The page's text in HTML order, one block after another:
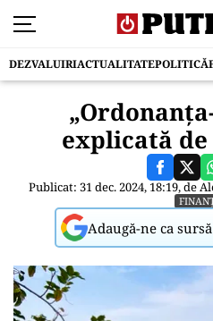
DEZVALUIRIACTUALITATEPOLITICĂ
explicată
Publicat: 31 dec. 2024, 18:19, de
Adaugă-ne ca